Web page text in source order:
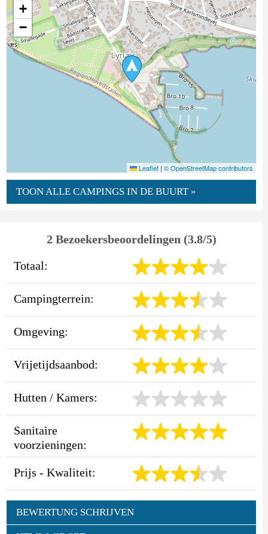
+
−
Leaflet | © OpenStreetMap contributors
TOON ALLE CAMPINGS IN DE BUURT »
2 Bezoekersbeoordelingen (3.8/5)
Totaal:
Campingterrein:
Omgeving:
Vrijetijdsaanbod:
Hutten / Kamers:
Sanitaire
voorzieningen:
Prijs - Kwaliteit:
BEWERTUNG SCHRIJVEN